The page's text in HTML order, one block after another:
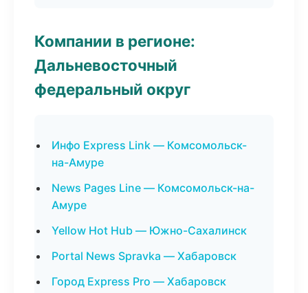
Компании в регионе:
Дальневосточный
федеральный округ
Инфо Express Link — Комсомольск-
на-Амуре
News Pages Line — Комсомольск-на-
Амуре
Yellow Hot Hub — Южно-Сахалинск
Portal News Spravka — Хабаровск
Город Express Pro — Хабаровск